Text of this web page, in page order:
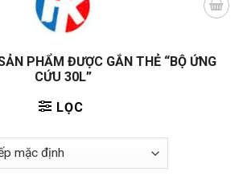
PHẨM ĐƯỢC GẮN THẺ “BỘ ỨNG
CỨU 30L”
LỌC